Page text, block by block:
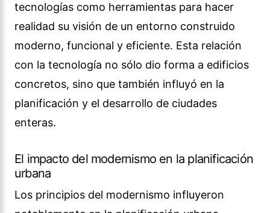
tecnologías como herramientas para hacer
realidad su visión de un entorno construido
moderno, funcional y eficiente. Esta relación
con la tecnología no sólo dio forma a edificios
concretos, sino que también influyó en la
planificación y el desarrollo de ciudades
enteras.
El impacto del modernismo en la planificación
urbana
Los principios del modernismo influyeron